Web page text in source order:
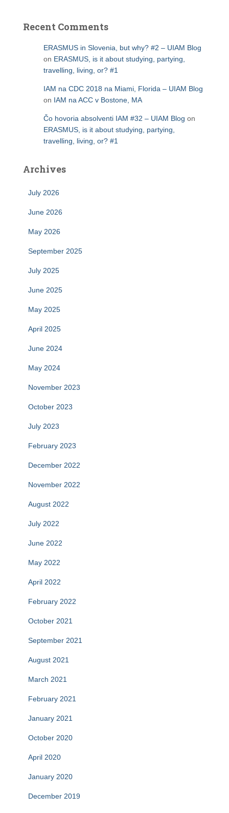
Recent Comments
ERASMUS in Slovenia, but why? #2 – UIAM Blog
on ERASMUS, is it about studying, partying,
travelling, living, or? #1
IAM na CDC 2018 na Miami, Florida – UIAM Blog
on IAM na ACC v Bostone, MA
Čo hovoria absolventi IAM #32 – UIAM Blog on
ERASMUS, is it about studying, partying,
travelling, living, or? #1
Archives
July 2026
June 2026
May 2026
September 2025
July 2025
June 2025
May 2025
April 2025
June 2024
May 2024
November 2023
October 2023
July 2023
February 2023
December 2022
November 2022
August 2022
July 2022
June 2022
May 2022
April 2022
February 2022
October 2021
September 2021
August 2021
March 2021
February 2021
January 2021
October 2020
April 2020
January 2020
December 2019